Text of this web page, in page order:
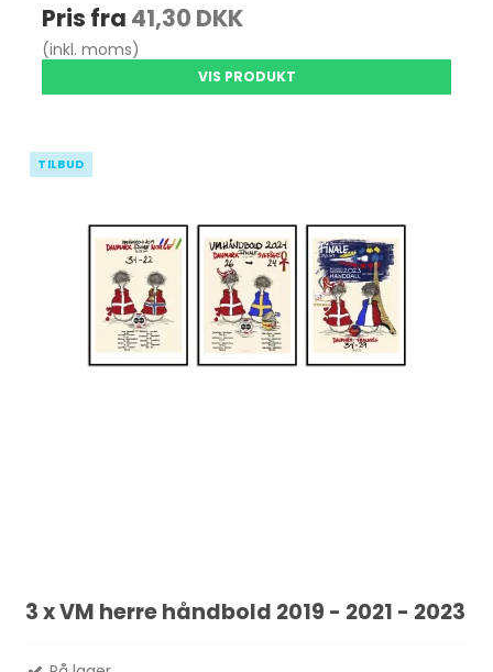
Pris fra 41,30 DKK
(inkl. moms)
VIS PRODUKT
TILBUD
3 x VM herre håndbold 2019 - 2021 - 2023